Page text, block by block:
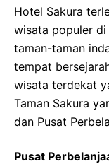
Hotel Sakura
wisata populer
taman-taman
tempat
wisata terdekat
Taman Sakura
dan Pusat
Pusat